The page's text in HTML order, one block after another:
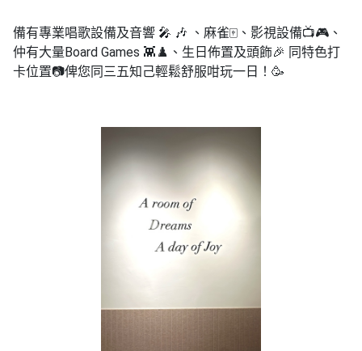
備有專業唱歌設備及音響 🎤 🎶 、麻雀🀄️、影視設備📺🎮、
仲有大量Board Games 👾♟️、生日佈置及頭飾🎉 同特色打
卡位置📷俾您同三五知己輕鬆舒服咁玩一日！🥳